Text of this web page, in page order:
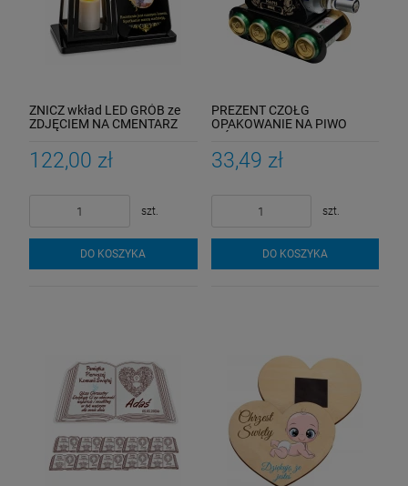
ZNICZ wkład LED GRÓB ze
ZDJĘCIEM NA CMENTARZ
grób
122,00 zł
szt.
DO KOSZYKA
PREZENT CZOŁG
OPAKOWANIE NA PIWO
dla TATY faceta
33,49 zł
szt.
DO KOSZYKA